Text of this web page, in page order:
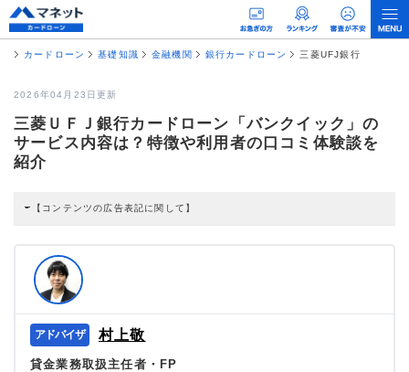
カードローン 基礎知識 金融機関 銀行カードローン 三菱UFJ銀行
2026年04月23日更新
三菱ＵＦＪ銀行カードローン「バンクイック」の
サービス内容は？特徴や利用者の口コミ体験談を
紹介
【コンテンツの広告表記に関して】
だし、特定の商品を根拠なくPRするものではなく、当編集部の調査／ユーザー
への口コミ収集などに基づき、公平性を担保した情報提供を行っています。
>提携企業一覧
村上敬
貸金業務取扱主任者・FP